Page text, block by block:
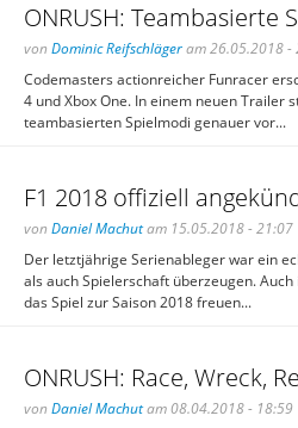
ONRUSH: Teambasierte
von Dominic Reifschlägeram 26.05.2018 -
Codemasters actionreicher Funracer
4 und Xbox One. In einem neuen Trailer
teambasierten Spielmodi genauer vor...
F1 2018 offiziell
von Daniel Machutam 15.05.2018 - 21:07
Der letztjährige Serienableger war ein
als auch Spielerschaft überzeugen.
das Spiel zur Saison 2018 freuen...
ONRUSH: Race, Wreck,
von Daniel Machutam 08.04.2018 - 18:59